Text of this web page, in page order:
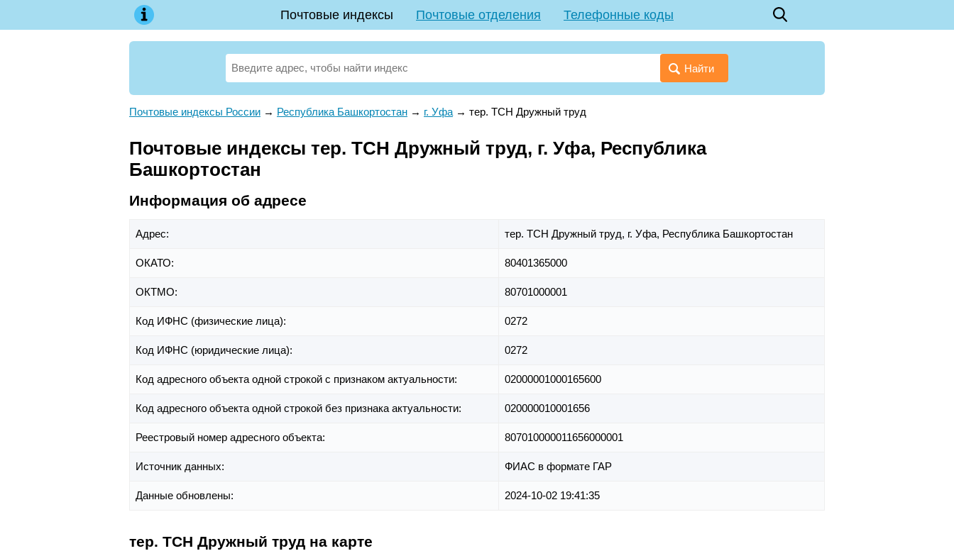
Почтовые индексы Почтовые отделения Телефонные коды
Найти
Почтовые индексы России → Республика Башкортостан → г. Уфа → тер. ТСН Дружный труд
Почтовые индексы тер. ТСН Дружный труд, г. Уфа, Республика
Башкортостан
Информация об адресе
Адрес: тер. ТСН Дружный труд, г. Уфа, Республика Башкортостан
ОКАТО: 80401365000
ОКТМО: 80701000001
Код ИФНС (физические лица): 0272
Код ИФНС (юридические лица): 0272
Код адресного объекта одной строкой с признаком актуальности: 02000001000165600
Код адресного объекта одной строкой без признака актуальности: 020000010001656
Реестровый номер адресного объекта: 807010000011656000001
Источник данных: ФИАС в формате ГАР
Данные обновлены: 2024-10-02 19:41:35
тер. ТСН Дружный труд на карте